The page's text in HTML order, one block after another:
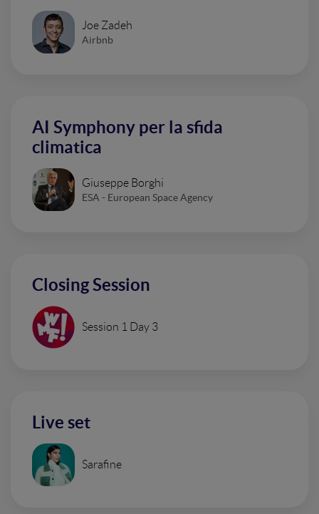
Joe Zadeh
Airbnb
AI Symphony per la sfida
climatica
Giuseppe Borghi
ESA - European Space Agency
Closing Session
Session 1 Day 3
Live set
Sarafine